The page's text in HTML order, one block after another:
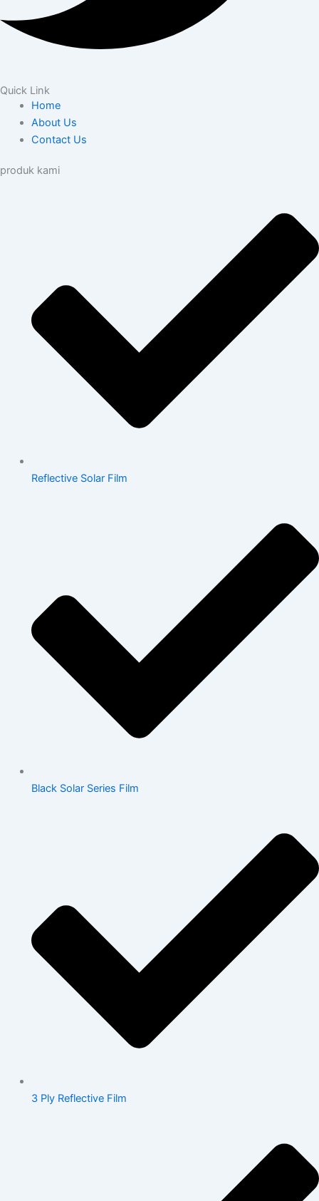
Quick Link
Home
About Us
Contact Us
produk kami
Reflective Solar Film
Black Solar Series Film
3 Ply Reflective Film